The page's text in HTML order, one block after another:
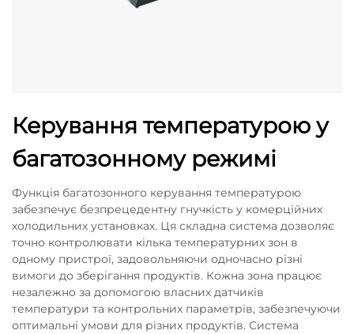
Керування температурою у
багатозонному режимі
Функція багатозонного керування температурою
забезпечує безпрецедентну гнучкість у комерційних
холодильних установках. Ця складна система дозволяє
точно контролювати кілька температурних зон в
одному пристрої, задовольняючи одночасно різні
вимоги до зберігання продуктів. Кожна зона працює
незалежно за допомогою власних датчиків
температури та контрольних параметрів, забезпечуючи
оптимальні умови для різних продуктів. Система